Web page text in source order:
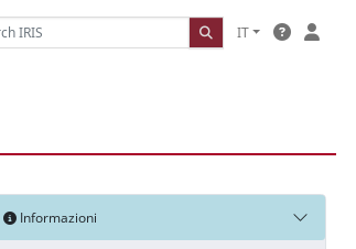
IT
Informazioni